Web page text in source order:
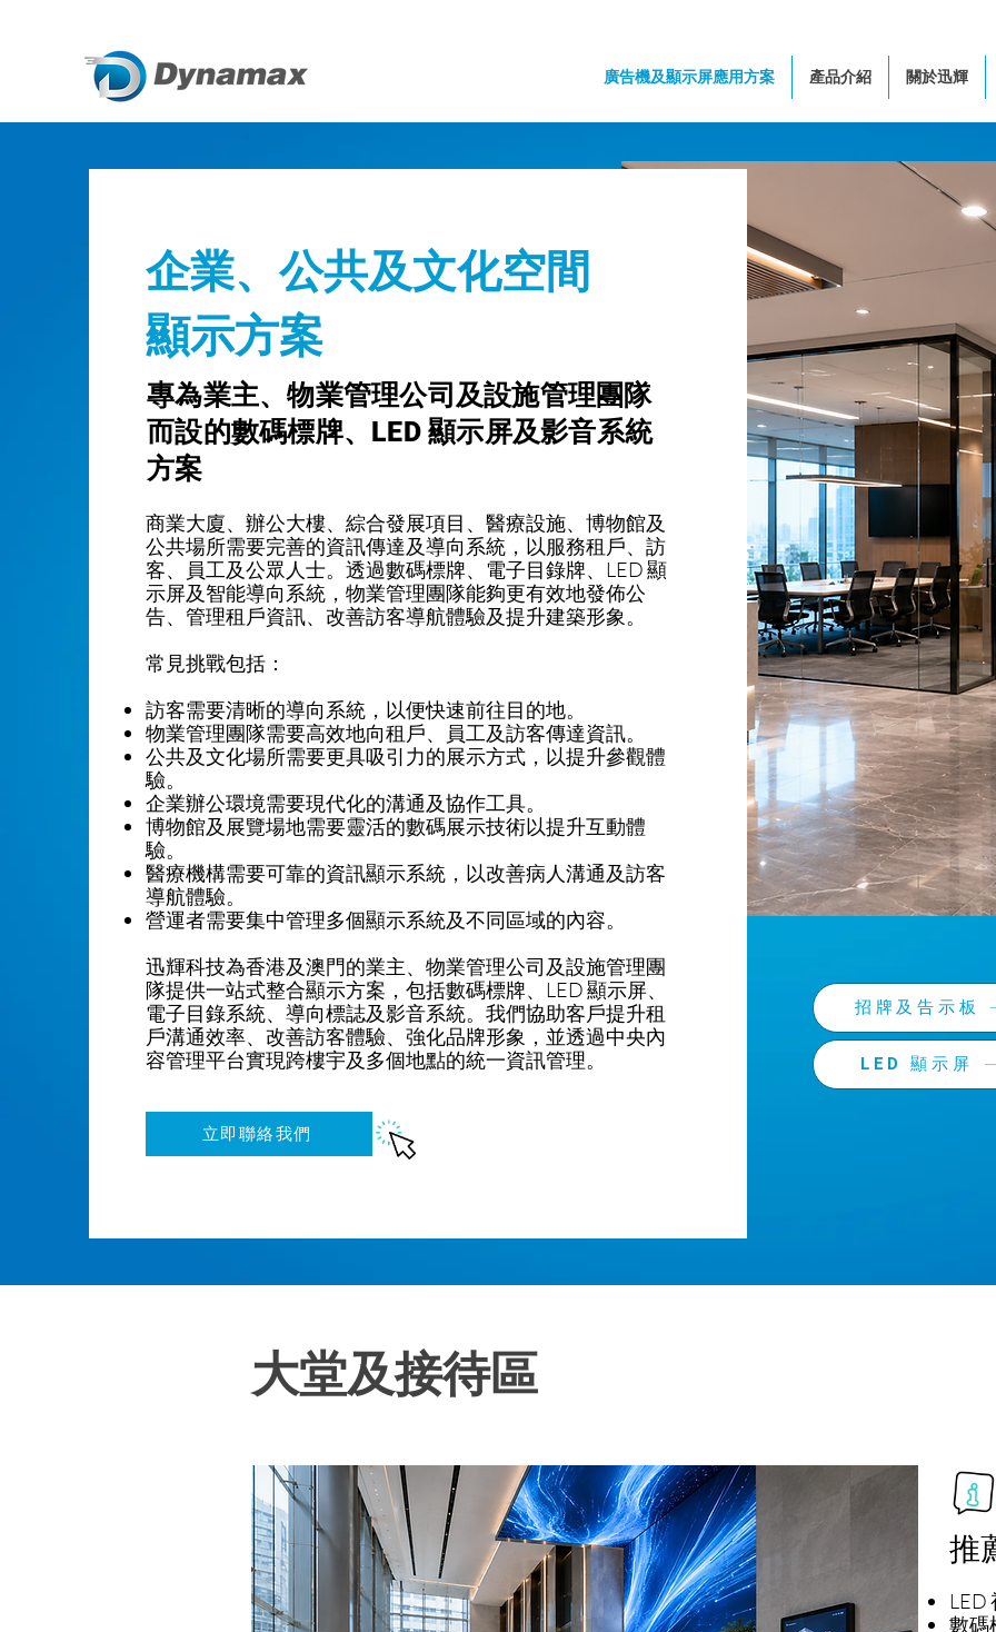
廣告機及顯示屏應用方案 產品介紹 關於迅輝
企業、公共及文化空間
顯示方案
專為業主、物業管理公司及設施管理團隊
而設的數碼標牌、LED 顯示屏及影音系統
方案
商業大廈、辦公大樓、綜合發展項目、醫療設施、博物館及
公共場所需要完善的資訊傳達及導向系統，以服務租戶、訪
客、員工及公眾人士。透過數碼標牌、電子目錄牌、LED 顯
示屏及智能導向系統，物業管理團隊能夠更有效地發佈公
告、管理租戶資訊、改善訪客導航體驗及提升建築形象。
常見挑戰包括：
訪客需要清晰的導向系統，以便快速前往目的地。
物業管理團隊需要高效地向租戶、員工及訪客傳達資訊。
公共及文化場所需要更具吸引力的展示方式，以提升參觀體
驗。
企業辦公環境需要現代化的溝通及協作工具。
博物館及展覽場地需要靈活的數碼展示技術以提升互動體
驗。
醫療機構需要可靠的資訊顯示系統，以改善病人溝通及訪客
導航體驗。
營運者需要集中管理多個顯示系統及不同區域的內容。
迅輝科技為香港及澳門的業主、物業管理公司及設施管理團
隊提供一站式整合顯示方案，包括數碼標牌、LED 顯示屏、
電子目錄系統、導向標誌及影音系統。我們協助客戶提升租
戶溝通效率、改善訪客體驗、強化品牌形象，並透過中央內
容管理平台實現跨樓宇及多個地點的統一資訊管理。
立即聯絡我們
招牌及告示板
LED 顯示屏
大堂及接待區
推
LED
數碼